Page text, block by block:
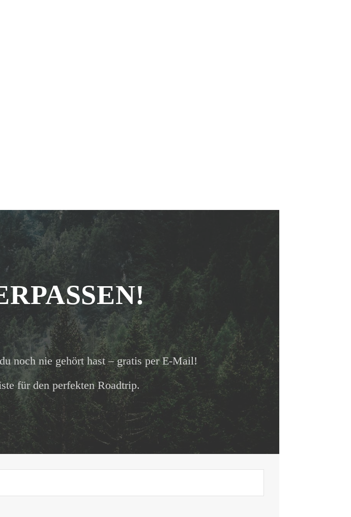
noch nie gehört hast – gratis per E-Mail!
für den perfekten Roadtrip.